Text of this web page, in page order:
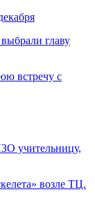
главу
встречу с
учительницу,
возле ТЦ.